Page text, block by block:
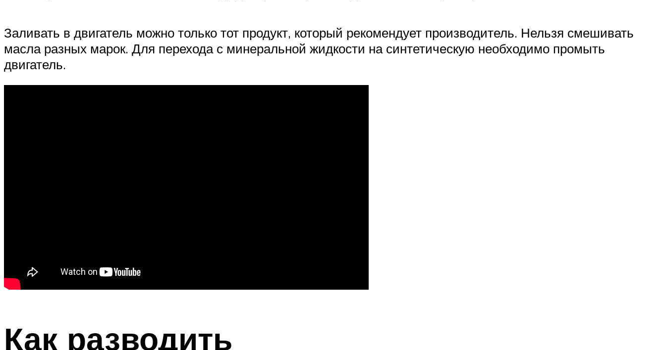
Заливать в двигатель можно только тот продукт, который рекомендует производитель. Нельзя смешивать
масла разных марок. Для перехода с минеральной жидкости на синтетическую необходимо промыть
двигатель.
Как разводить